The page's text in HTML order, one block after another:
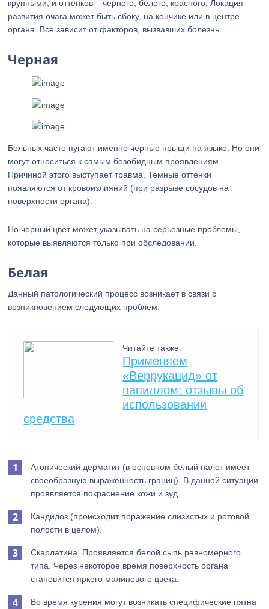
крупными, и оттенков – черного, белого, красного. Локация
развития очага может быть сбоку, на кончике или в центре
органа. Все зависит от факторов, вызвавших болезнь.
Черная
Больных часто пугают именно черные прыщи на языке. Но они
могут относиться к самым безобидным проявлениям.
Причиной этого выступает травма. Темные оттенки
появляются от кровоизлияний (при разрыве сосудов на
поверхности органа).
Но черный цвет может указывать на серьезные проблемы,
которые выявляются только при обследовании.
Белая
Данный патологический процесс возникает в связи с
возникновением следующих проблем:
Читайте также:
Применяем
«Веррукацид» от
папиллом: отзывы об
использовании
средства
Атопический дерматит (в основном белый налет имеет
своеобразную выраженность границ). В данной ситуации
проявляется покраснение кожи и зуд.
Кандидоз (происходит поражение слизистых и ротовой
полости в целом).
Скарлатина. Проявляется белой сыпь равномерного
типа. Через некоторое время поверхность органа
становится яркого малинового цвета.
Во время курения могут возникать специфические пятна